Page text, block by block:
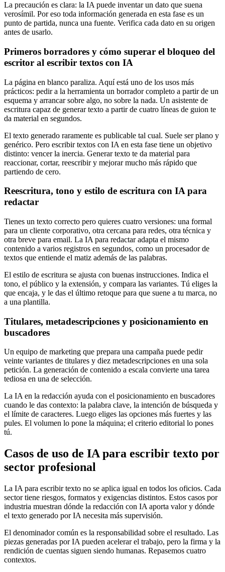
La precaución es clara: la IA puede inventar un dato que suena
verosímil. Por eso toda información generada en esta fase es un
punto de partida, nunca una fuente. Verifica cada dato en su origen
antes de usarlo.
Primeros borradores y cómo superar el bloqueo del
escritor al escribir textos con IA
La página en blanco paraliza. Aquí está uno de los usos más
prácticos: pedir a la herramienta un borrador completo a partir de un
esquema y arrancar sobre algo, no sobre la nada. Un asistente de
escritura capaz de generar texto a partir de cuatro líneas de guion te
da material en segundos.
El texto generado raramente es publicable tal cual. Suele ser plano y
genérico. Pero escribir textos con IA en esta fase tiene un objetivo
distinto: vencer la inercia. Generar texto te da material para
reaccionar, cortar, reescribir y mejorar mucho más rápido que
partiendo de cero.
Reescritura, tono y estilo de escritura con IA para
redactar
Tienes un texto correcto pero quieres cuatro versiones: una formal
para un cliente corporativo, otra cercana para redes, otra técnica y
otra breve para email. La IA para redactar adapta el mismo
contenido a varios registros en segundos, como un procesador de
textos que entiende el matiz además de las palabras.
El estilo de escritura se ajusta con buenas instrucciones. Indica el
tono, el público y la extensión, y compara las variantes. Tú eliges la
que encaja, y le das el último retoque para que suene a tu marca, no
a una plantilla.
Titulares, metadescripciones y posicionamiento en
buscadores
Un equipo de marketing que prepara una campaña puede pedir
veinte variantes de titulares y diez metadescripciones en una sola
petición. La generación de contenido a escala convierte una tarea
tediosa en una de selección.
La IA en la redacción ayuda con el posicionamiento en buscadores
cuando le das contexto: la palabra clave, la intención de búsqueda y
el límite de caracteres. Luego eliges las opciones más fuertes y las
pules. El volumen lo pone la máquina; el criterio editorial lo pones
tú.
Casos de uso de IA para escribir texto por
sector profesional
La IA para escribir texto no se aplica igual en todos los oficios. Cada
sector tiene riesgos, formatos y exigencias distintos. Estos casos por
industria muestran dónde la redacción con IA aporta valor y dónde
el texto generado por IA necesita más supervisión.
El denominador común es la responsabilidad sobre el resultado. Las
piezas generadas por IA pueden acelerar el trabajo, pero la firma y la
rendición de cuentas siguen siendo humanas. Repasemos cuatro
contextos.